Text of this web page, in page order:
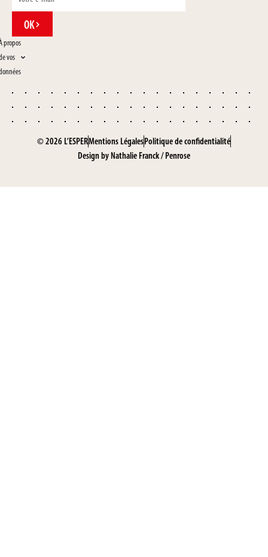
OK
propos
vos
© 2026 L’ESPERMentions LégalesPolitique de confidentialité
Design by Nathalie Franck/Penrose